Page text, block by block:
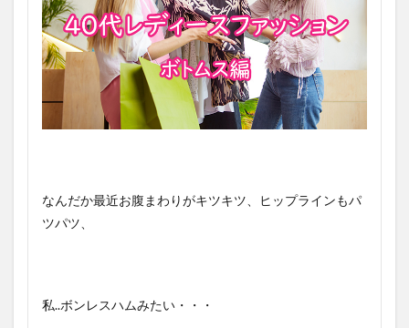
なんだか最近お腹まわりがキツキツ、ヒップラインもパ
ツパツ、
私..ボンレスハムみたい・・・